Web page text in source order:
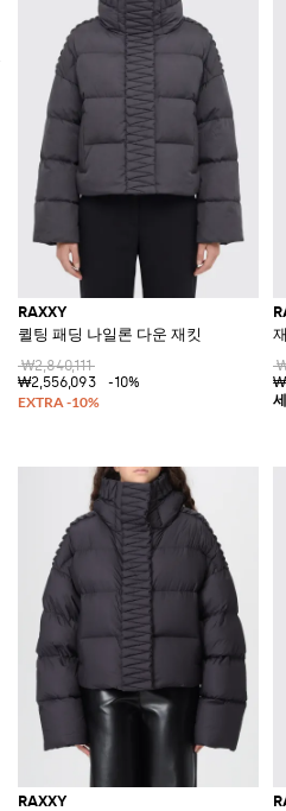
RAXXY
퀼팅 패딩 나일론 다운 재킷
₩2,840,111
₩2,556,093
-10%
RAXXY